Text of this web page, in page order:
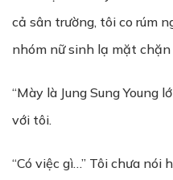
cả sân trường, tôi co rúm
nhóm nữ sinh lạ mặt
“Mày là Jung Sung Young
với tôi.
“Có việc gì…” Tôi chưa